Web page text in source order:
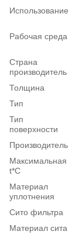
Использование
Рабочая среда
Страна
производитель
Толщина
Тип
Тип
поверхности
Производитель
Максимальная
t*C
Материал
уплотнения
Сито фильтра
Материал сита